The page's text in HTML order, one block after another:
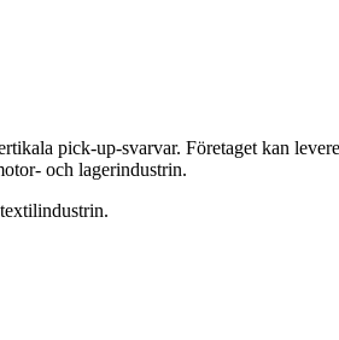
pick-up-svarvar. Företaget kan
och lagerindustrin.